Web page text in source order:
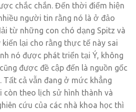
chắc chắn. Đến thời điểm hiện
người tin rằng nó là ở đảo
từ những con chó dạng Spitz và
kiến lại cho rằng thực tế này sai
nó được phát triển tại Ý, không
được đề cập đến là nguồn gốc
Tất cả vẫn đang ở mức khẳng
còn theo lịch sử hình thành và
cứu của các nhà khoa học thì